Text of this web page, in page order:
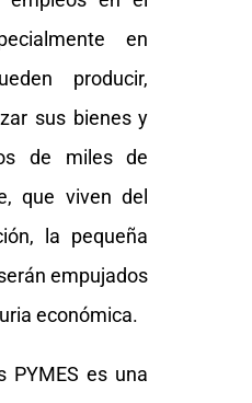
en
producir,
sus bienes y
de miles de
que viven del
la pequeña
empujados
económica.
PYMES es una